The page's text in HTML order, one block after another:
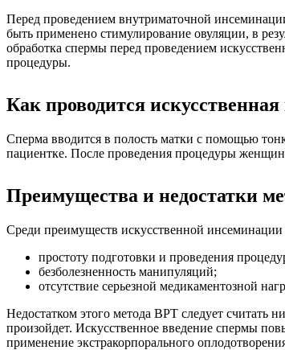
Перед проведением внутриматочной
быть применено стимулирование овуляции, в
обработка спермы перед проведением
процедуры.
Как проводится
Сперма вводится в полость матки с помощью
пациентке. После проведения процедуры
Преимущества и недостатки
Среди преимуществ искусственной
простоту подготовки и проведения
безболезненность манипуляций;
отсутствие серьезной медикаментозной
Недостатком этого метода ВРТ следует считать
произойдет. Искусственное введение спермы
применение экстракорпорального